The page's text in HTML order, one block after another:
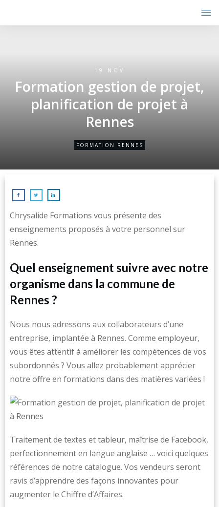
19 NOV
Formation gestion de projet,
planification de projet à
Rennes
FORMATION RENNES
Chrysalide Formations vous présente des
enseignements proposés à votre personnel sur
Rennes.
Quel enseignement suivre avec notre
organisme dans la commune de
Rennes ?
Nous nous adressons aux collaborateurs d’une
entreprise, implantée à Rennes. Comme employeur,
vous êtes attentif à améliorer les compétences de vos
subordonnés ? Vous allez probablement apprécier
notre offre en formations dans des matières variées !
Traitement de textes et tableur, maîtrise de Facebook,
perfectionnement en langue anglaise … voici quelques
références de notre catalogue. Vos vendeurs seront
ravis d’apprendre des façons innovantes pour
augmenter le Chiffre d’Affaires.